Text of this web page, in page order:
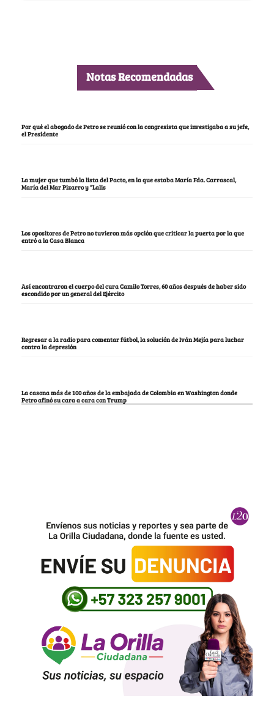
Notas Recomendadas
Por qué el abogado de Petro se reunió con la congresista que investigaba a su jefe,
el Presidente
La mujer que tumbó la lista del Pacto, en la que estaba María Fda. Carrascal,
María del Mar Pizarro y “Lalis
Los opositores de Petro no tuvieron más opción que criticar la puerta por la que
entró a la Casa Blanca
Así encontraron el cuerpo del cura Camilo Torres, 60 años después de haber sido
escondido por un general del Ejército
Regresar a la radio para comentar fútbol, la solución de Iván Mejía para luchar
contra la depresión
La casona más de 100 años de la embajada de Colombia en Washington donde
Petro afinó su cara a cara con Trump